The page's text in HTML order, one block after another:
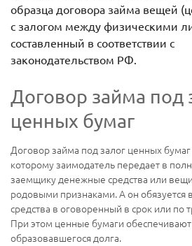
образца договора займа вещей
с залогом между физическими
составленный в соответствии с
законодательством РФ.
Договор займа под
ценных бумаг
Договор займа под залог ценных
которому заимодатель передает в
заемщику денежные средства или
родовыми признаками. А он обязуется
средства в оговоренный в срок или по
При этом ценные бумаги
образовавшегося долга.